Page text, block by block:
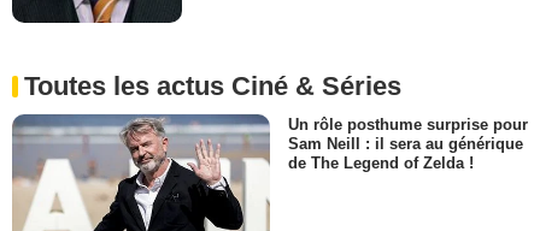
Toutes les actus Ciné & Séries
Un rôle posthume surprise pour
Sam Neill : il sera au générique
de The Legend of Zelda !